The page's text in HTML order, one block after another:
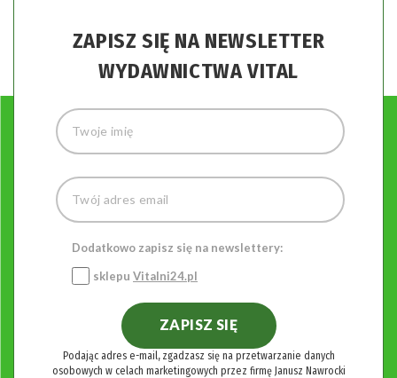
ZAPISZ SIĘ NA NEWSLETTER
WYDAWNICTWA VITAL
Dodatkowo zapisz się na newslettery:
sklepu Vitalni24.pl
ZAPISZ SIĘ
Podając adres e-mail, zgadzasz się na przetwarzanie danych
osobowych w celach marketingowych przez firmę Janusz Nawrocki